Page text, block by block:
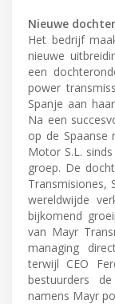
Nieuwe
Het bedrijf
nieuwe
een
power
Spanje aan
Na een
op de Spaanse
Motor S.L.
groep. De
Transmisiones,
wereldwijde
bijkomend
van Mayr
managing
terwijl CEO
bestuurders
namens Mayr